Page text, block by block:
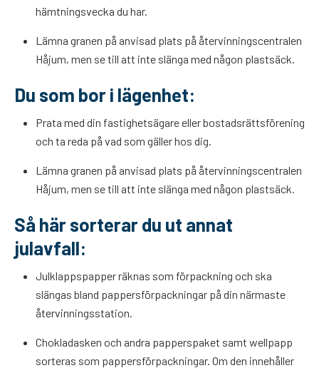
hämtningsvecka du har.
Lämna granen på anvisad plats på återvinningscentralen
Håjum, men se till att inte slänga med någon plastsäck.
Du som bor i lägenhet:
Prata med din fastighetsägare eller bostadsrättsförening
och ta reda på vad som gäller hos dig.
Lämna granen på anvisad plats på återvinningscentralen
Håjum, men se till att inte slänga med någon plastsäck.
Så här sorterar du ut annat
julavfall:
Julklappspapper räknas som förpackning och ska
slängas bland pappersförpackningar på din närmaste
återvinningsstation.
Chokladasken och andra papperspaket samt wellpapp
sorteras som pappersförpackningar. Om den innehåller